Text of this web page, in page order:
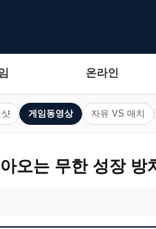
온라인
게임동영상 자유 VS 매치
오는 무한 성장 방